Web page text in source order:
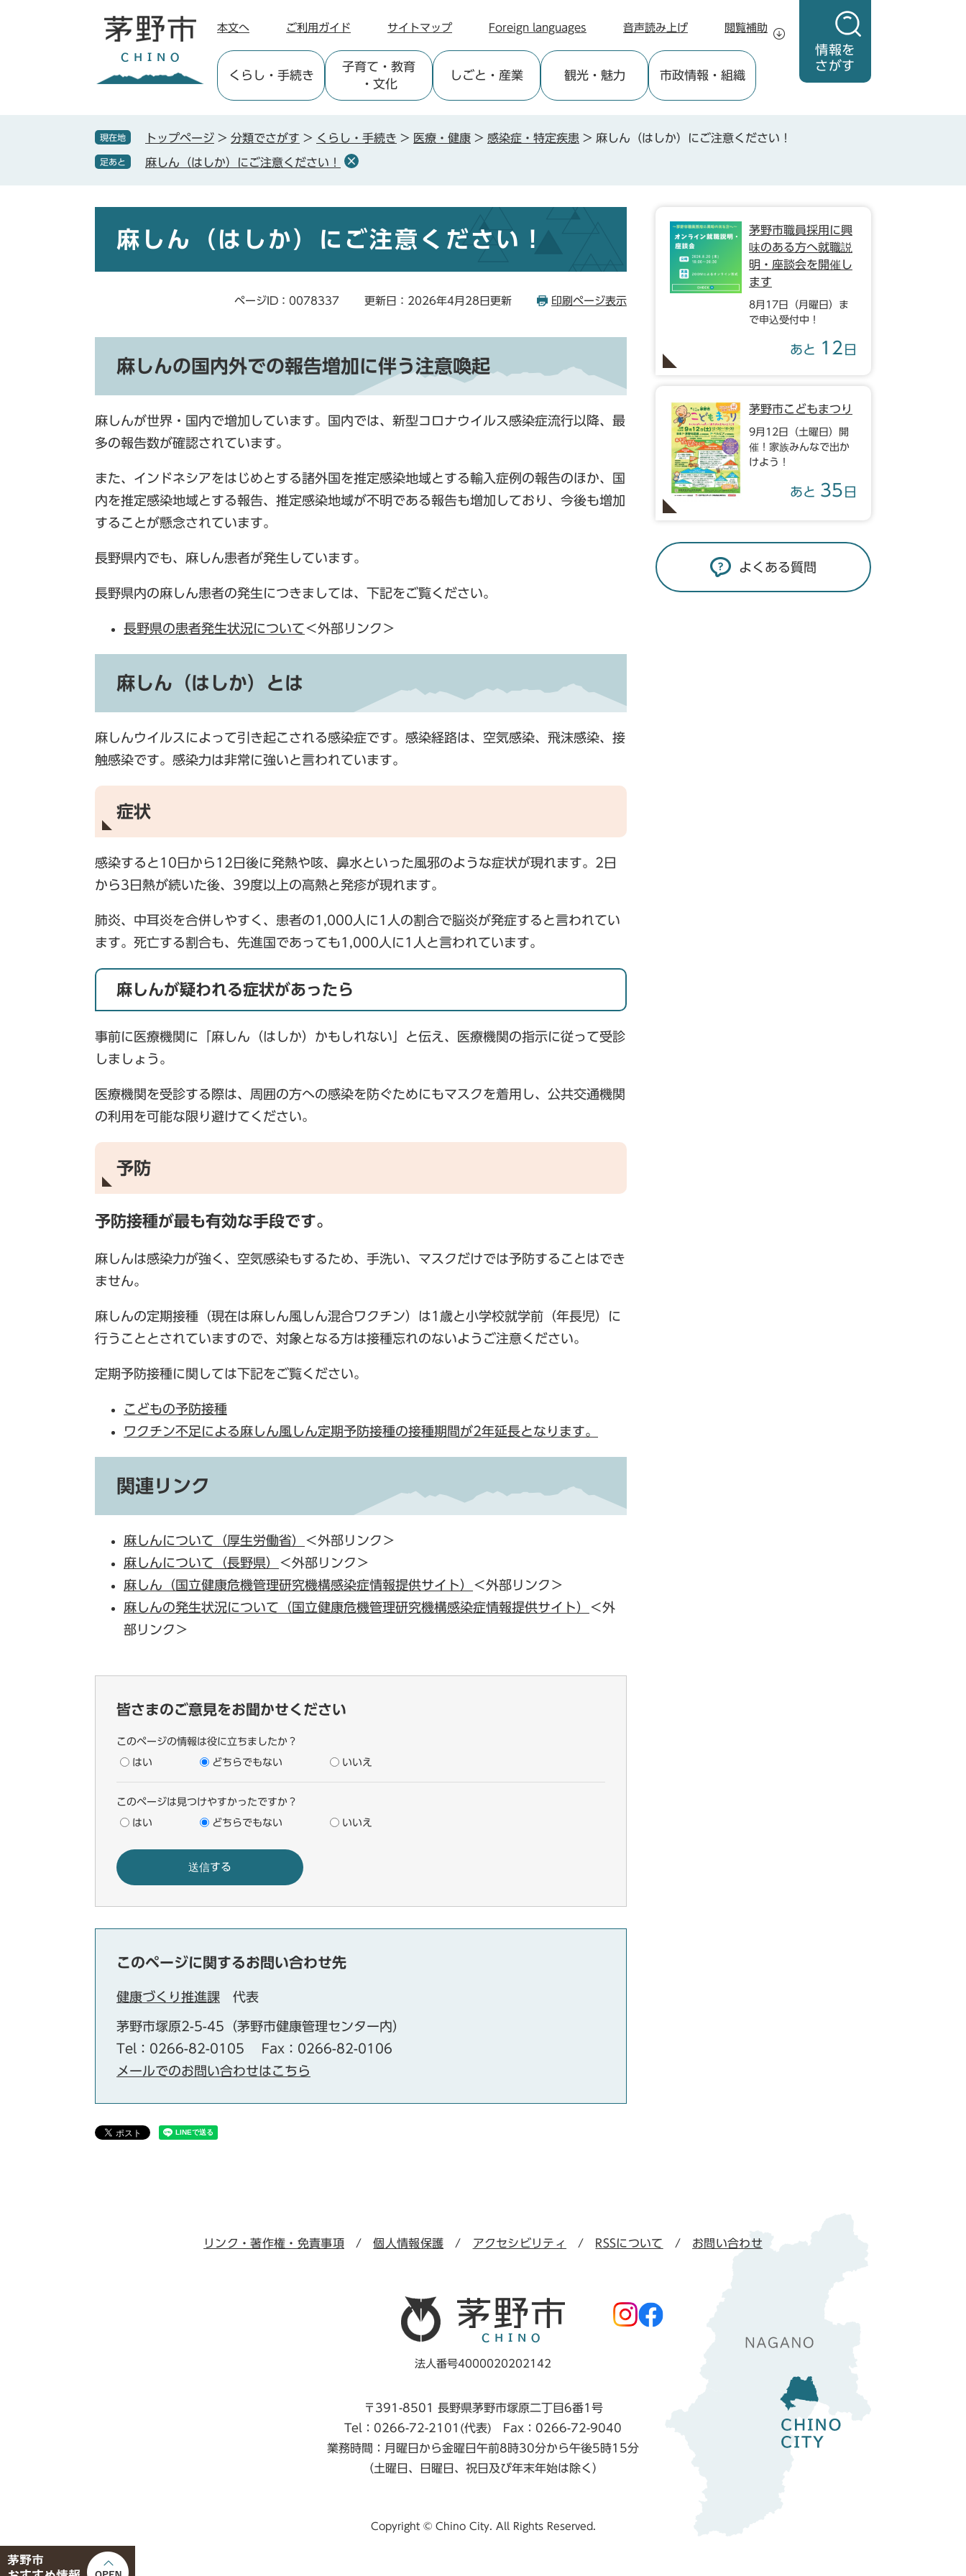
情報を
さがす
本文へ ご利用ガイド サイトマップ Foreign languages 音声読み上げ 閲覧補助
くらし ・手続き
子育て ・教育
・文化
しごと ・産業 観光・魅力 市政情報 ・組織
現在地 トップページ > 分類でさがす > くらし・手続き > 医療・健康 > 感染症・特定疾患 > 麻しん（はしか）にご注意ください！
足あと 麻しん（はしか）にご注意ください！
麻しん（はしか）にご注意ください！
ページID：0078337 更新日：2026年4月28日更新 印刷ページ表示
麻しんの国内外での報告増加に伴う注意喚起
麻しんが世界・国内で増加しています。国内では、新型コロナウイルス感染症流行以降、最
多の報告数が確認されています。
また、インドネシアをはじめとする諸外国を推定感染地域とする輸入症例の報告のほか、国
内を推定感染地域とする報告、推定感染地域が不明である報告も増加しており、今後も増加
することが懸念されています。
長野県内でも、麻しん患者が発生しています。
長野県内の麻しん患者の発生につきましては、下記をご覧ください。
長野県の患者発生状況について＜外部リンク＞
麻しん（はしか）とは
麻しんウイルスによって引き起こされる感染症です。感染経路は、空気感染、飛沫感染、接
触感染です。感染力は非常に強いと言われています。
症状
感染すると10日から12日後に発熱や咳、鼻水といった風邪のような症状が現れます。2日
から3日熱が続いた後、39度以上の高熱と発疹が現れます。
肺炎、中耳炎を合併しやすく、患者の1,000人に1人の割合で脳炎が発症すると言われてい
ます。死亡する割合も、先進国であっても1,000人に1人と言われています。
麻しんが疑われる症状があったら
事前に医療機関に「麻しん（はしか）かもしれない」と伝え、医療機関の指示に従って受診
しましょう。
医療機関を受診する際は、周囲の方への感染を防ぐためにもマスクを着用し、公共交通機関
の利用を可能な限り避けてください。
予防
予防接種が最も有効な手段です。
麻しんは感染力が強く、空気感染もするため、手洗い、マスクだけでは予防することはでき
ません。
麻しんの定期接種（現在は麻しん風しん混合ワクチン）は1歳と小学校就学前（年長児）に
行うこととされていますので、対象となる方は接種忘れのないようご注意ください。
定期予防接種に関しては下記をご覧ください。
こどもの予防接種
ワクチン不足による麻しん風しん定期予防接種の接種期間が2年延長となります。
関連リンク
麻しんについて（厚生労働省）
＜外部リンク＞
麻しんについて（長野県）
＜外部リンク＞
麻しん（国立健康危機管理研究機構感染症情報提供サイト）
＜外部リンク＞
麻しんの発生状況について（国立健康危機管理研究機構感染症情報提供サイト）
＜外
部リンク＞
皆さまのご意見をお聞かせください
このページの情報は役に立ちましたか？
はい どちらでもない いいえ
このページは見つけやすかったですか？
はい どちらでもない いいえ
このページに関するお問い合わせ先
健康づくり推進課 代表
茅野市塚原2-5-45（茅野市健康管理センター内）
Tel：0266-82-0105
Fax：0266-82-0106
メールでのお問い合わせはこちら
茅野市職員採用に興
味のある方へ就職説
明・座談会を開催し
ます
8月17日（月曜日）ま
で申込受付中！
あと 12 日
茅野市こどもまつり
9月12日（土曜日）開
催！家族みんなで出か
けよう！
あと 35 日
よくある質問
リンク・著作権・免責事項 個人情報保護 アクセシビリティ RSSについて お問い合わせ
法人番号4000020202142
〒391-8501 長野県茅野市塚原二丁目6番1号
Tel：0266-72-2101(代表) Fax：0266-72-9040
業務時間：月曜日から金曜日午前8時30分から午後5時15分
（土曜日、日曜日、祝日及び年末年始は除く）
Copyright © Chino City. All Rights Reserved.